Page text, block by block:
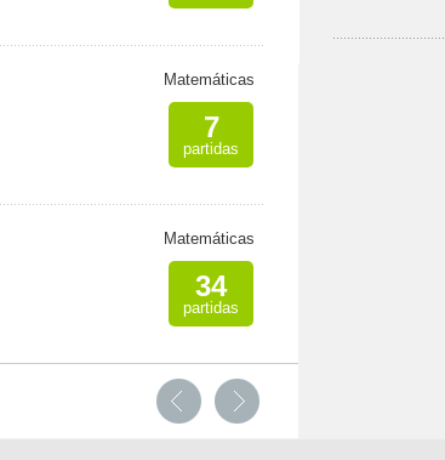
Matemáticas
7
partidas
Matemáticas
34
partidas